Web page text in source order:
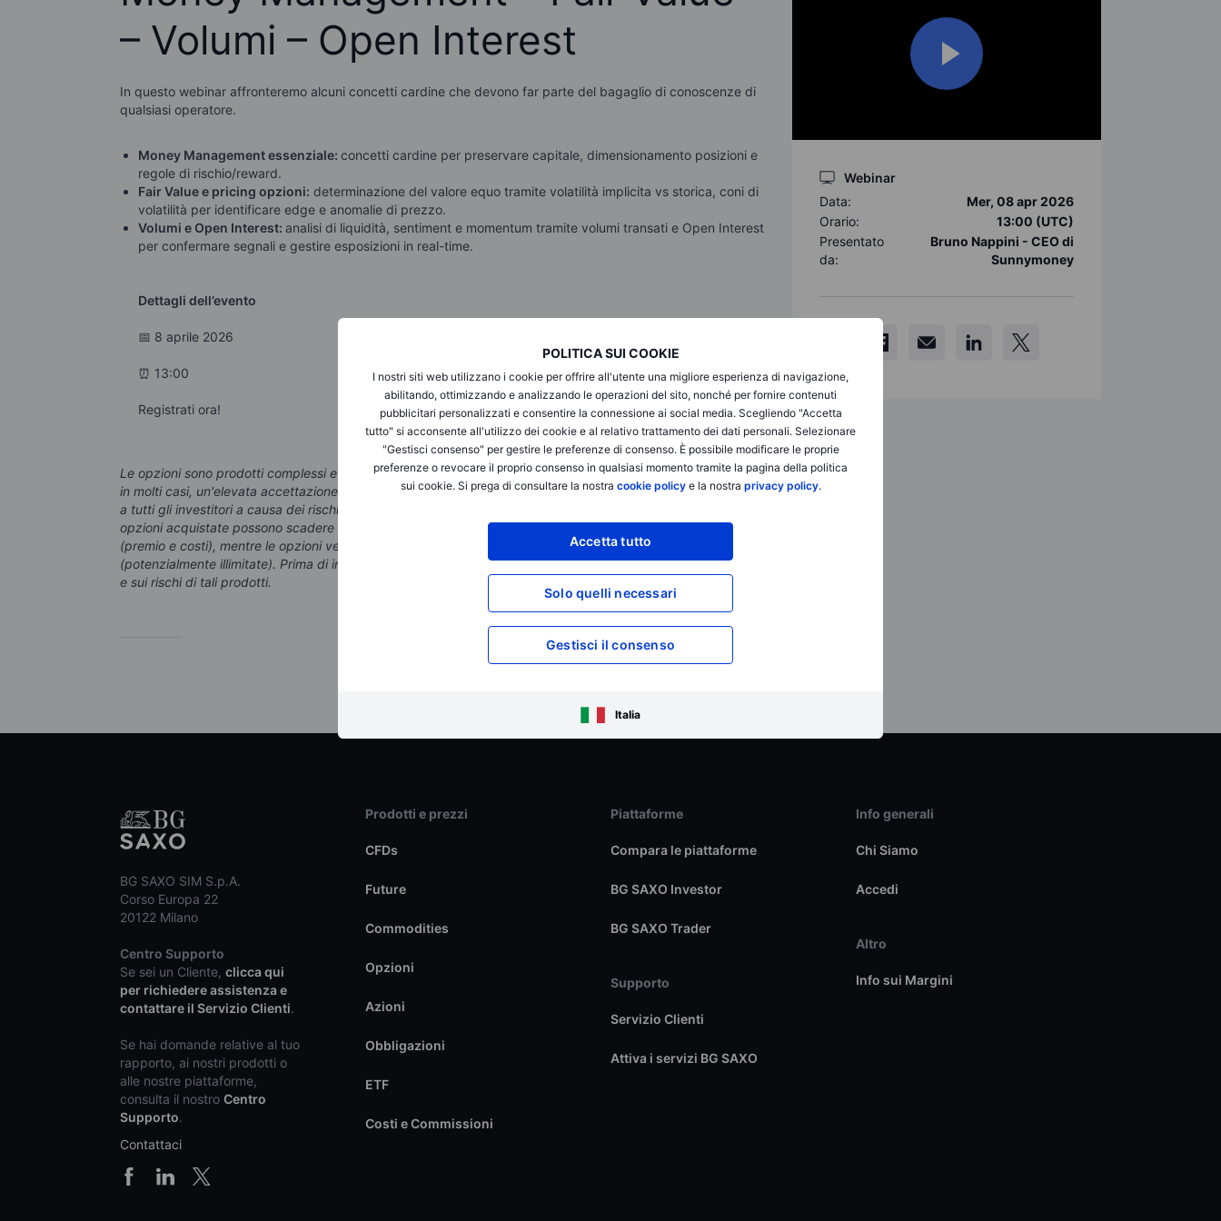
POLITICA SUI COOKIE
I nostri siti web utilizzano i cookie per offrire all'utente una migliore esperienza di navigazione,
abilitando, ottimizzando e analizzando le operazioni del sito, nonché per fornire contenuti
pubblicitari personalizzati e consentire la connessione ai social media. Scegliendo "Accetta
tutto" si acconsente all'utilizzo dei cookie e al relativo trattamento dei dati personali. Selezionare
"Gestisci consenso" per gestire le preferenze di consenso. È possibile modificare le proprie
preferenze o revocare il proprio consenso in qualsiasi momento tramite la pagina della politica
sui cookie. Si prega di consultare la nostra cookie policye la nostra privacy policy.
Accetta tutto
Solo quelli necessari
Gestisci il consenso
Italia
– Volumi – Open Interest
In questo webinar affronteremo alcuni concetti cardine che devono far parte del bagaglio di conoscenze di
qualsiasi operatore.
Money Management essenziale: concetti cardine per preservare capitale, dimensionamento posizioni e
regole di rischio/reward.
Fair Value e pricing opzioni: determinazione del valore equo tramite volatilità implicita vs storica, coni di
volatilità per identificare edge e anomalie di prezzo.
Volumi e Open Interest: analisi di liquidità, sentiment e momentum tramite volumi transati e Open Interest
per confermare segnali e gestire esposizioni in real-time.
Dettagli dell’evento
📅 8 aprile 2026
⏰ 13:00
Registrati ora!
Le opzioni sono prodotti complessi e ad alto rischio e richiedono conoscenza, esperienza di investimento e,
in molti casi, un'elevata accettazione del rischio. Il trading di opzioni è altamente speculativo e non è adatto
a tutti gli investitori a causa dei rischi connessi. La negoziazione di opzioni comporta un rischio elevato. Le
opzioni acquistate possono scadere senza valore, con la conseguente perdita dell'investimento iniziale
(premio e costi), mentre le opzioni vendute possono comportare per l’investitore perdite sostanziali
(potenzialmente illimitate). Prima di investire in opzioni, è necessario essere ben informarti sul funzionamento
e sui rischi di tali prodotti.
Webinar
Data:
Mer, 08 apr 2026
Orario:
13:00 (UTC)
Presentato
da:
Bruno Nappini - CEO di
Sunnymoney
BG SAXO SIM S.p.A.
Corso Europa 22
20122 Milano
Centro Supporto
Se sei un Cliente, clicca qui
per richiedere assistenza e
contattare il Servizio Clienti.
Se hai domande relative al tuo
rapporto, ai nostri prodotti o
alle nostre piattaforme,
consulta il nostro Centro
Supporto.
Contattaci
Prodotti e prezzi
CFDs
Future
Commodities
Opzioni
Azioni
Obbligazioni
ETF
Costi e Commissioni
Piattaforme
Compara le piattaforme
BG SAXO Investor
BG SAXO Trader
Supporto
Servizio Clienti
Attiva i servizi BG SAXO
Info generali
Chi Siamo
Accedi
Altro
Info sui Margini